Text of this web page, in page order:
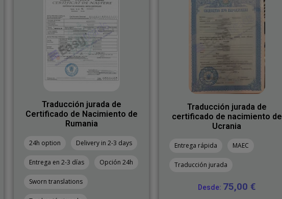
Traducción jurada de
Certificado de Nacimiento de
Rumania
24h option Delivery in 2-3 days
Entrega en 2-3 días Opción 24h
Sworn translations
Traducción jurada de
certificado de nacimiento de
Ucrania
Entrega rápida MAEC
Traducción jurada
Desde: 75,00€